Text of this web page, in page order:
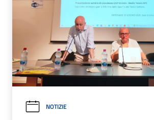
NOTIZIE